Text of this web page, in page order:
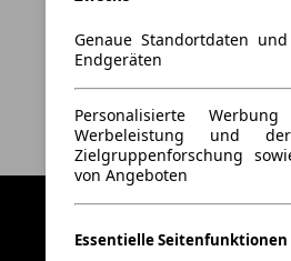
Genaue Standortdaten
Endgeräten
Personalisierte
Werbeleistung und
Zielgruppenforschung
von Angeboten
Essentielle Seitenfunktionen